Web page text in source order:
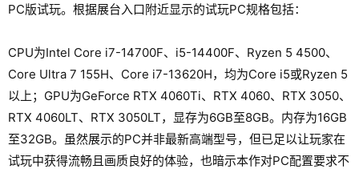
PC版试玩。根据展台入口附近显示的试玩PC规格包括：
CPU为Intel Core i7-14700F、i5-14400F、Ryzen 5 4500、
Core Ultra 7 155H、Core i7-13620H，均为Core i5或Ryzen 5
以上；GPU为GeForce RTX 4060Ti、RTX 4060、RTX 3050、
RTX 4060LT、RTX 3050LT，显存为6GB至8GB。内存为16GB
至32GB。虽然展示的PC并非最新高端型号，但已足以让玩家在
试玩中获得流畅且画质良好的体验，也暗示本作对PC配置要求不